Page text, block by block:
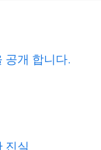
공개 합니다.
진실